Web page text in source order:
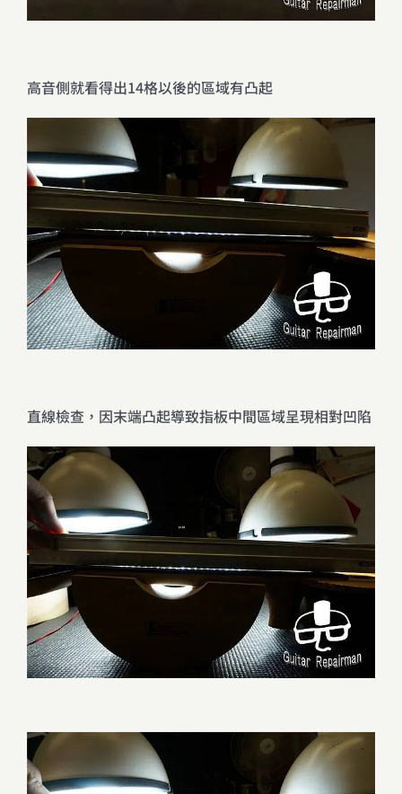
高音側就看得出14格以後的區域有凸起
直線檢查，因末端凸起導致指板中間區域呈現相對凹陷